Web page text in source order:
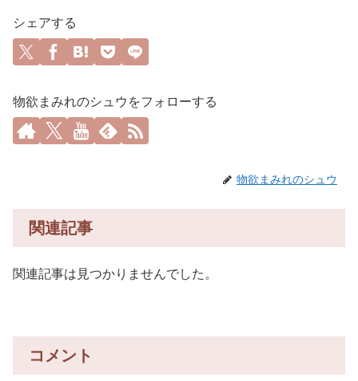
シェアする
物欲まみれのシュウをフォローする
物欲まみれのシュウ
関連記事
関連記事は見つかりませんでした。
コメント